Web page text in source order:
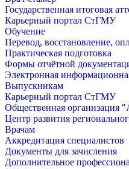
Государственная итоговая
Карьерный портал СтГМУ
Обучение
Перевод, восстановление,
Практическая подготовка
Формы отчётной
Электронная
Выпускникам
Карьерный портал СтГМУ
Общественная
Центр развития
Врачам
Аккредитация специалистов
Документы для зачисления
Дополнительное